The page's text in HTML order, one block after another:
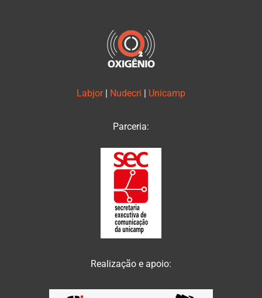
Labjor Nudecri Unicamp
Parceria:
Realização e apoio: